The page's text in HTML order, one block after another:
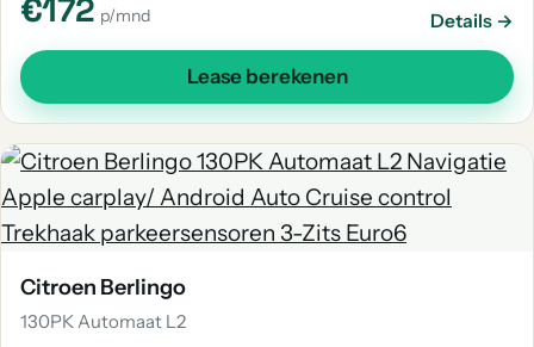
€172 p/mnd Details →
Lease berekenen
Citroen Berlingo
130PK Automaat L2